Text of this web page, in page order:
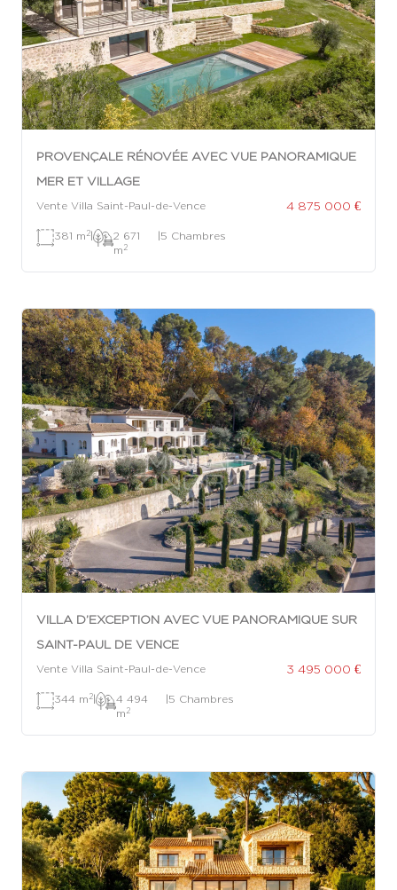
PROVENÇALE RÉNOVÉE AVEC VUE PANORAMIQUE
MER ET VILLAGE
Vente Villa Saint-Paul-de-Vence 4 875 000 €
381 m 2|
2 671
m 2
|5 Chambres
VILLA D’EXCEPTION AVEC VUE PANORAMIQUE SUR
SAINT-PAUL DE VENCE
Vente Villa Saint-Paul-de-Vence 3 495 000 €
344 m 2|
4 494
m 2
|5 Chambres